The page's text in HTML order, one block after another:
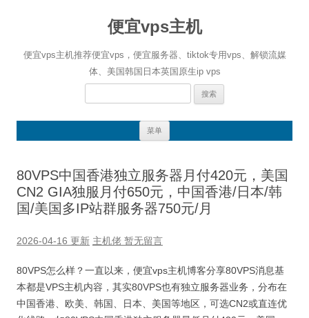
便宜vps主机
便宜vps主机推荐便宜vps，便宜服务器、tiktok专用vps、解锁流媒
体、美国韩国日本英国原生ip vps
搜
菜单
80VPS中国香港独立服务器月付420元，美国
CN2 GIA独服月付650元，中国香港/日本/韩
国/美国多IP站群服务器750元/月
2026-04-16 更新 主机佬 暂无留言
80VPS怎么样？一直以来，便宜vps主机博客分享80VPS消息基
本都是VPS主机内容，其实80VPS也有独立服务器业务，分布在
中国香港、欧美、韩国、日本、美国等地区，可选CN2或直连优